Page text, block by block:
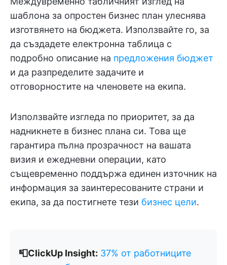
шаблона за опростен бизнес план улеснява
изготвянето на бюджета. Използвайте го, за
да създадете електронна таблица с
подробно описание на предложения бюджет
и да разпределите задачите и
отговорностите на членовете на екипа.
Използвайте изгледа по приоритет, за да
надникнете в бизнес плана си. Това ще
гарантира пълна прозрачност на вашата
визия и ежедневни операции, като
същевременно поддържа единен източник на
информация за заинтересованите страни и
екипа, за да постигнете тези бизнес цели.
📮ClickUp Insight: 37% от работниците